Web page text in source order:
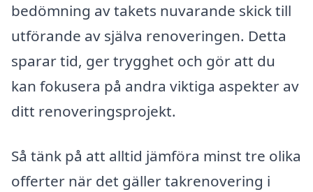
bedömning av takets nuvarande skick till
utförande av själva renoveringen. Detta
sparar tid, ger trygghet och gör att du
kan fokusera på andra viktiga aspekter av
ditt renoveringsprojekt.
Så tänk på att alltid jämföra minst tre olika
offerter när det gäller takrenovering i